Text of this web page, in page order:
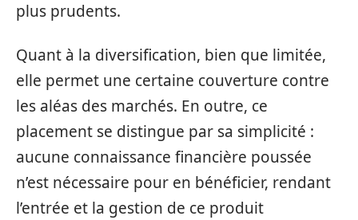
plus prudents.
Quant à la diversification, bien que limitée,
elle permet une certaine couverture contre
les aléas des marchés. En outre, ce
placement se distingue par sa simplicité :
aucune connaissance financière poussée
n’est nécessaire pour en bénéficier, rendant
l’entrée et la gestion de ce produit